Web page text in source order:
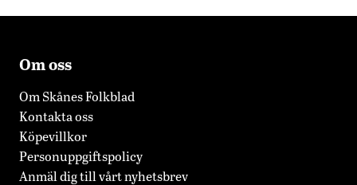
Om oss
Om Skånes Folkblad
Kontakta oss
Köpevillkor
Personuppgiftspolicy
Anmäl dig till vårt nyhetsbrev